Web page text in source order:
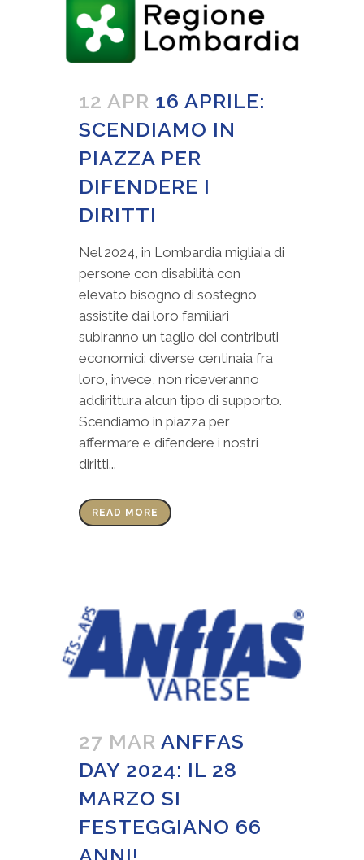
12 APR 16 APRILE:
SCENDIAMO IN
PIAZZA PER
DIFENDERE I
DIRITTI
Nel 2024, in Lombardia migliaia di
persone con disabilità con
elevato bisogno di sostegno
assistite dai loro familiari
subiranno un taglio dei contributi
economici: diverse centinaia fra
loro, invece, non riceveranno
addirittura alcun tipo di supporto.
Scendiamo in piazza per
affermare e difendere i nostri
diritti...
READ MORE
27 MAR ANFFAS
DAY 2024: IL 28
MARZO SI
FESTEGGIANO 66